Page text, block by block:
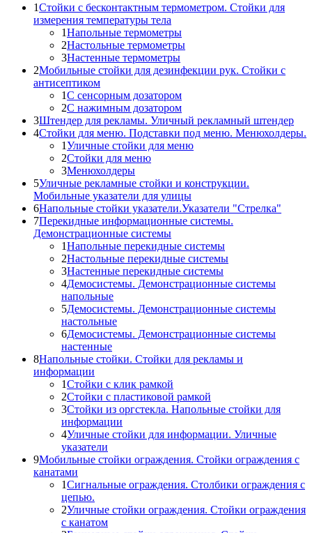
1Стойки с бесконтактным термометром. Стойки для
измерения температуры тела
1Напольные термометры
2Настольные термометры
3Настенные термометры
2Мобильные стойки для дезинфекции рук. Стойки с
антисептиком
1С сенсорным дозатором
2С нажимным дозатором
3Штендер для рекламы. Уличный рекламный штендер
4Стойки для меню. Подставки под меню. Менюхолдеры.
1Уличные стойки для меню
2Стойки для меню
3Менюхолдеры
5Уличные рекламные стойки и конструкции.
Мобильные указатели для улицы
6Напольные стойки указатели.Указатели "Стрелка"
7Перекидные информационные системы.
Демонстрационные системы
1Напольные перекидные системы
2Настольные перекидные системы
3Настенные перекидные системы
4Демосистемы. Демонстрационные системы
напольные
5Демосистемы. Демонстрационные системы
настольные
6Демосистемы. Демонстрационные системы
настенные
8Напольные стойки. Стойки для рекламы и
информации
1Стойки с клик рамкой
2Стойки с пластиковой рамкой
3Стойки из оргстекла. Напольные стойки для
информации
4Уличные стойки для информации. Уличные
указатели
9Мобильные стойки ограждения. Стойки ограждения с
канатами
1Сигнальные ограждения. Столбики ограждения с
цепью.
2Уличные стойки ограждения. Стойки ограждения
с канатом